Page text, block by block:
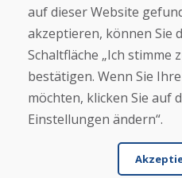
Jürgen Reinhard ,
★
Wir haben ein paar
auf dieser Website
akzeptieren, können Sie
Schaltfläche „Ich stimme
bestätigen. Wenn Sie
möchten, klicken Sie auf
Einstellungen ändern“.